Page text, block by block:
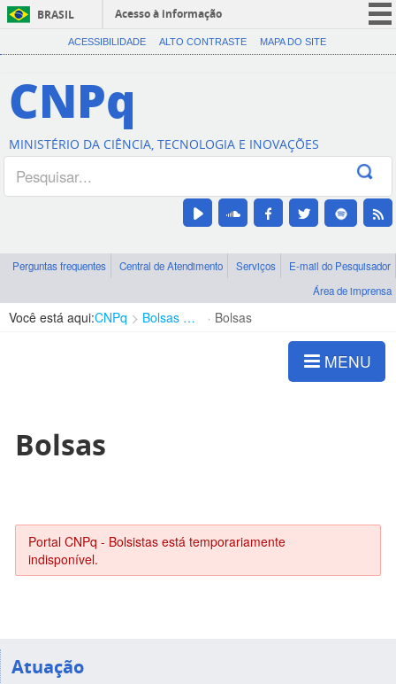
BRASIL
Acesso à informação
CORONAVÍRUS (COVID-19)
Canais
ACESSIBILIDADE ALTO CONTRASTE MAPA DO SITE
CNPq
MINISTÉRIO DA CIÊNCIA, TECNOLOGIA E INOVAÇÕES
Perguntas frequentes Central de Atendimento Serviços
E-mail do Pesquisador
Área de imprensa
Você está aqui:CNPq Bolsas e Auxílios Vigentes Bolsas
MENU
Bolsas
Portal CNPq - Bolsistas está temporariamente
indisponível.
Atuação